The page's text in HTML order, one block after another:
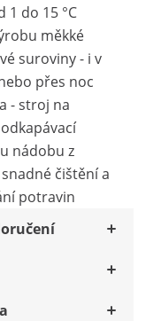
1 do 15 °C
měkké
suroviny - i v
přes noc
- stroj na
nádobu z
čištění a
potravin